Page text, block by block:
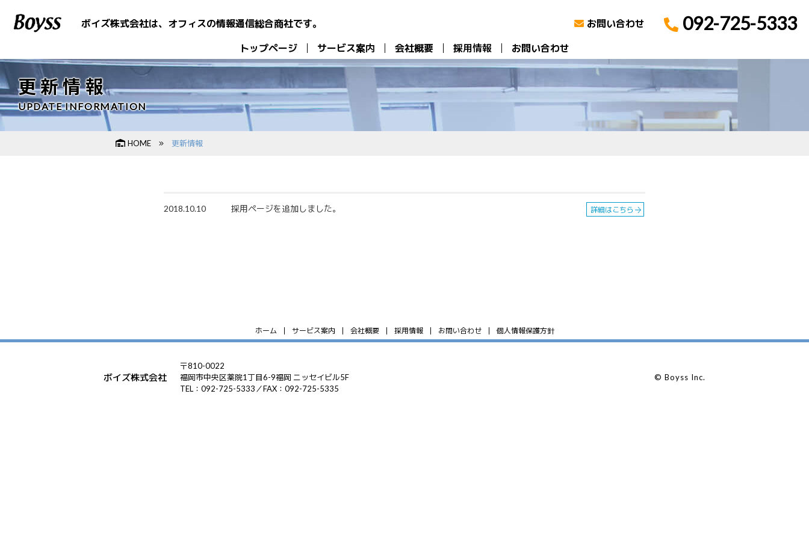
ボイズ株式会社は、 オフィスの情報通信総合商社です。
トップページ サービス案内 会社概要 採用情報 お問い合わせ
お問い合わせ 092-725-5333
更新情報
UPDATE INFORMATION
HOME 更新情報
2018.10.10 採用ページを追加しました。 詳細はこちら
ホーム サービス案内 会社概要 採用情報 お問い合わせ 個人情報保護方針
ボイズ株式会社
〒810-0022
福岡市中央区薬院1丁目6-9福岡 ニッセイビル5F
TEL：092-725-5333／FAX：092-725-5335
© Boyss Inc.